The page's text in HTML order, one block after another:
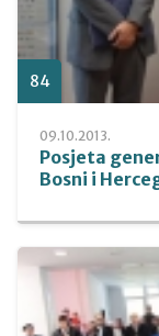
84
09.10.2013.
Posjeta
Bosni i